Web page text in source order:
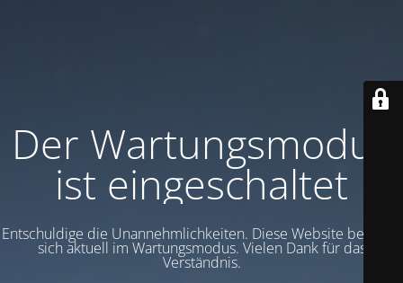
Der Wartungsmodus
ist eingeschaltet
Entschuldige die Unannehmlichkeiten. Diese Website befindet
sich aktuell im Wartungsmodus. Vielen Dank für das
Verständnis.